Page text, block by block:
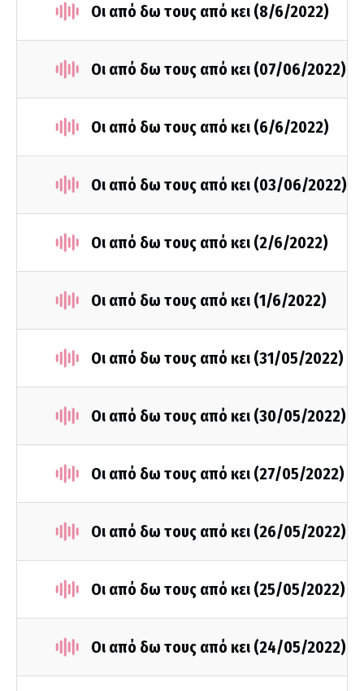
Οι από δω τους από κει (8/6/2022)
Οι από δω τους από κει (07/06/2022)
Οι από δω τους από κει (6/6/2022)
Οι από δω τους από κει (03/06/2022)
Οι από δω τους από κει (2/6/2022)
Οι από δω τους από κει (1/6/2022)
Οι από δω τους από κει (31/05/2022)
Οι από δω τους από κει (30/05/2022)
Οι από δω τους από κει (27/05/2022)
Οι από δω τους από κει (26/05/2022)
Οι από δω τους από κει (25/05/2022)
Οι από δω τους από κει (24/05/2022)